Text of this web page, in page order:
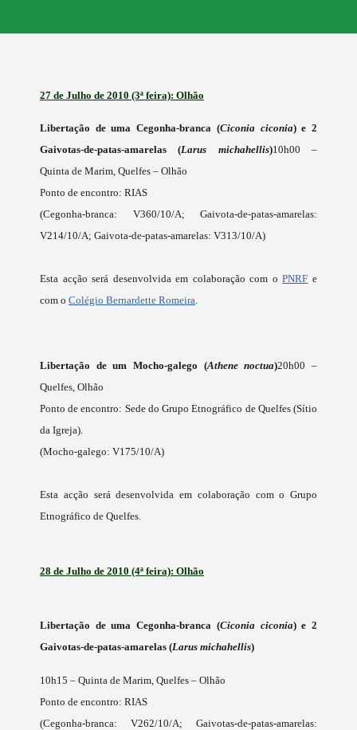
27 de Julho de 2010 (3ª feira): Olhão
Libertação de uma Cegonha-branca (Ciconia ciconia) e 2
Gaivotas-de-patas-amarelas (Larus michahellis)10h00 –
Quinta de Marim, Quelfes – Olhão
Ponto de encontro: RIAS
(Cegonha-branca: V360/10/A; Gaivota-de-patas-amarelas:
V214/10/A; Gaivota-de-patas-amarelas: V313/10/A)
Esta acção será desenvolvida em colaboração com oPNRF e
com o Colégio Bernardette Romeira
Libertação de um Mocho-galego (Athene noctua)20h00 –
Quelfes, Olhão
Ponto de encontro: Sede do Grupo Etnográfico de Quelfes (Sítio
da Igreja).
(Mocho-galego: V175/10/A)
Esta acção será desenvolvida em colaboração com o Grupo
Etnográfico de Quelfes.
28 de Julho de 2010 (4ª feira): Olhão
Libertação de uma Cegonha-branca (Ciconia ciconia) e 2
Gaivotas-de-patas-amarelas (Larus michahellis)
10h15 – Quinta de Marim, Quelfes – Olhão
Ponto de encontro: RIAS
(Cegonha-branca: V262/10/A; Gaivotas-de-patas-amarelas: